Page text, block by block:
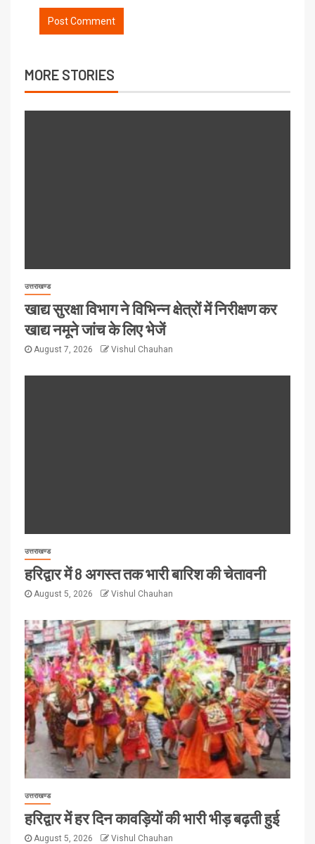
MORE STORIES
उत्तराखण्ड
खाद्य सुरक्षा विभाग ने विभिन्न क्षेत्रों में निरीक्षण कर
खाद्य नमूने जांच के लिए भेजें
August 7, 2026 Vishul Chauhan
उत्तराखण्ड
हरिद्वार में 8 अगस्त तक भारी बारिश की चेतावनी
August 5, 2026 Vishul Chauhan
उत्तराखण्ड
हरिद्वार में हर दिन कावड़ियों की भारी भीड़ बढ़ती हुई
August 5, 2026 Vishul Chauhan